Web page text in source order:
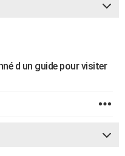
d un guide pour visiter